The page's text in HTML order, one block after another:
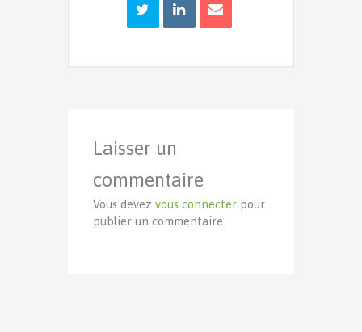
Laisser un
commentaire
Vous devezvous connecter pour
publier un commentaire.